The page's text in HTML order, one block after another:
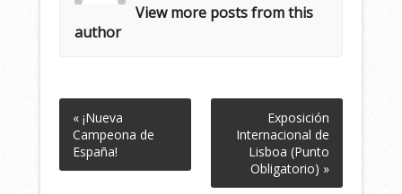
View more posts from this
author
« ¡Nueva
Campeona de
España!
Exposición
Internacional de
Lisboa (Punto
Obligatorio) »